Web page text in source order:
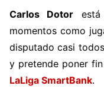
Carlos Dotor
momentos como
disputado casi
y pretende poner
LaLiga SmartBank.